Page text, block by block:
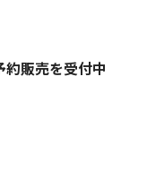
販売を受付中